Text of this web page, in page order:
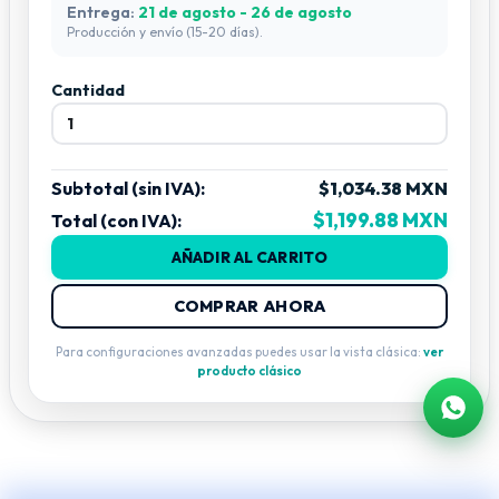
Entrega: 21 de agosto - 26 de agosto
Producción y envío (15-20 días).
Cantidad
Subtotal (sin IVA):
$1,034.38 MXN
Total (con IVA):
$1,199.88 MXN
AÑADIR AL CARRITO
COMPRAR AHORA
Para configuraciones avanzadas puedes usar la vista clásica: ver
producto clásico